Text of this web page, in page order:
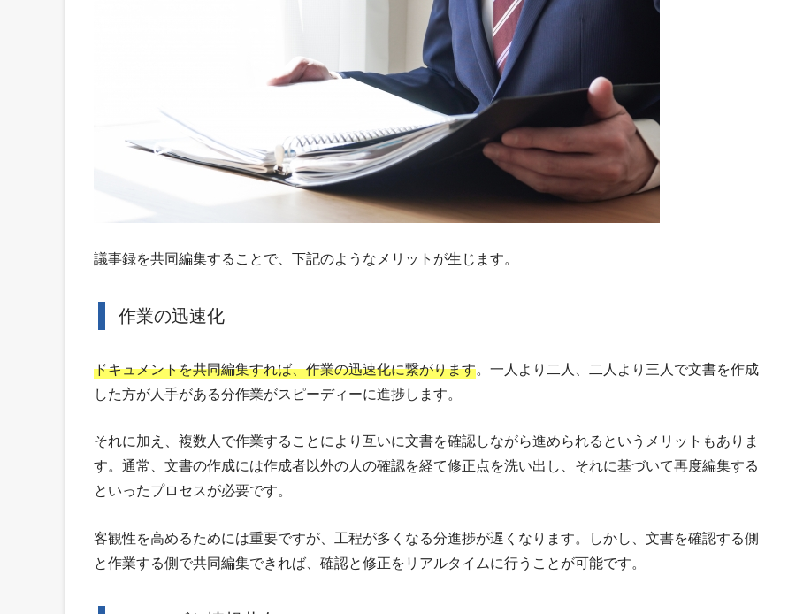
議事録を共同編集することで、下記のようなメリットが生じます。
作業の迅速化
ドキュメントを共同編集すれば、作業の迅速化に繋がります。一人より二人、二人より三人で文書を作成
した方が人手がある分作業がスピーディーに進捗します。
それに加え、複数人で作業することにより互いに文書を確認しながら進められるというメリットもありま
す。通常、文書の作成には作成者以外の人の確認を経て修正点を洗い出し、それに基づいて再度編集する
といったプロセスが必要です。
客観性を高めるためには重要ですが、工程が多くなる分進捗が遅くなります。しかし、文書を確認する側
と作業する側で共同編集できれば、確認と修正をリアルタイムに行うことが可能です。